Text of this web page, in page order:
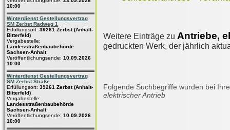
10:00
Winterdienst Gestellungsvertrag
SM Zerbst Radweg 1
Erfüllungsort: 39261 Zerbst (Anhalt-
Bitterfeld)
Vergabestelle:
Landesstraßenbaubehörde
Sachsen-Anhalt
Veröffentlichungsende: 10.09.2026
10:00
Winterdienst Gestellungsvertrag
SM Zerbst Straße
Erfüllungsort: 39261 Zerbst (Anhalt-
Bitterfeld)
Vergabestelle:
Landesstraßenbaubehörde
Sachsen-Anhalt
Veröffentlichungsende: 10.09.2026
10:00
Weitere Einträge zu Antriebe,
gedruckten Werk, der jährlich
Folgende Suchbegriffe wurden bei
elektrischer Antrieb